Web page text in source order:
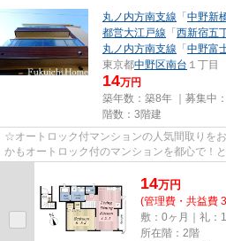
丸ノ内方南支線 「中野新
都営大江戸線 「西新宿五
丸ノ内方南支線 「中野富
東京都中野区南台 １丁目
14万円
築年数：築8年 ｜募集中：
階数：3階建
☆オートロック付マンションの人気間取りを
かもオートロック付のマンションを都心で！
変お値打ち価格でご紹介です！脱衣...
14万円
(管理費・共益費
敷：0ヶ月｜礼：
所在階：2階